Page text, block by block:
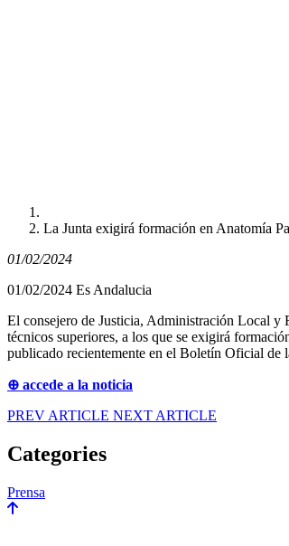
La Junta exigirá formación en Anatomía
01/02/2024
01/02/2024 Es Andalucia
El consejero de Justicia, Administración Local y
técnicos superiores, a los que se exigirá
publicado recientemente en el Boletín Oficial de
⊕ accede a la noticia
PREV ARTICLE NEXT ARTICLE
Categories
Prensa